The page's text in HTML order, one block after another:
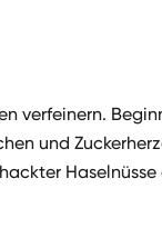
verfeinern.
und